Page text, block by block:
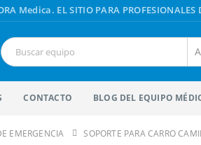
Medica. EL SITIO PARA PROFESIONALES
CONTACTO BLOG DEL EQUIPO
EMERGENCIA SOPORTE PARA CARRO